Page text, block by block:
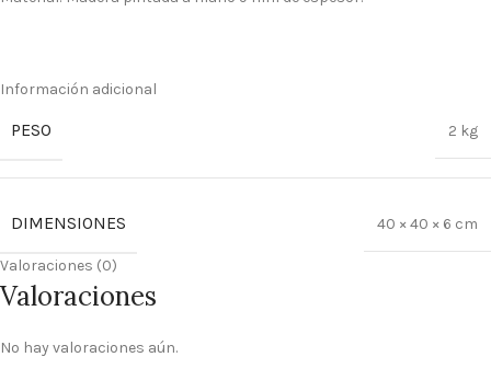
Información adicional
PESO 2 kg
DIMENSIONES 40 × 40 × 6 cm
Valoraciones (0)
Valoraciones
No hay valoraciones aún.